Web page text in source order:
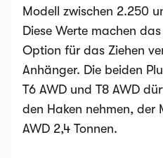
Modell zwischen 2.250
Diese Werte machen
Option für das Ziehen
Anhänger. Die beiden
T6 AWD und T8 AWD
den Haken nehmen, der
AWD 2,4 Tonnen.